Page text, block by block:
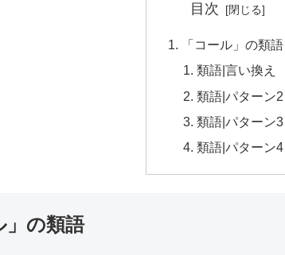
目次
「コール」の類語
類語|言い換え
類語|パターン2
類語|パターン3
類語|パターン4
」の類語